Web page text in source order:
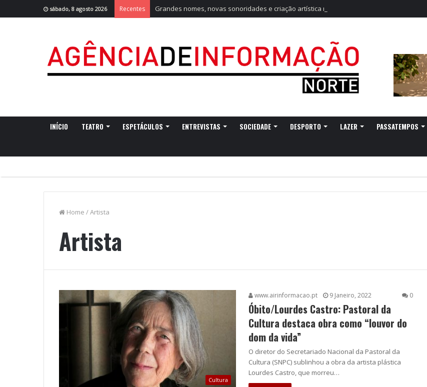
sábado, 8 agosto 2026 Recentes Grandes nomes, novas sonoridades e criação artística marcam a nova temporada do CTAL
INÍCIO TEATRO ESPETÁCULOS ENTREVISTAS SOCIEDADE DESPORTO LAZER PASSATEMPOS
Home /Artista
Artista
Cultura
www.airinformacao.pt 9 Janeiro, 2022 0
Óbito/Lourdes Castro: Pastoral da
Cultura destaca obra como “louvor do
dom da vida”
O diretor do Secretariado Nacional da Pastoral da
Cultura (SNPC) sublinhou a obra da artista plástica
Lourdes Castro, que morreu…